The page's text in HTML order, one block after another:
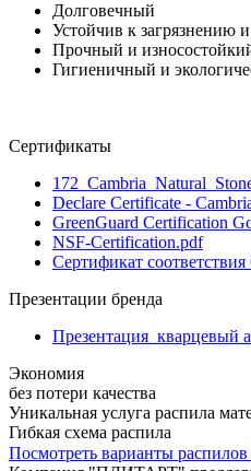
Долговечный
Устойчив к загрязнению
Прочный и
Гигиеничный и
Сертификаты
Declare Certificate -
GreenGuard Certification
NSF-Certification.pdf
Сертификат
Презентации бренда
Презентация_кварцевый
Экономия
без потери качества
Уникальная услуга распила
Гибкая схема распила
Посмотреть варианты распилов